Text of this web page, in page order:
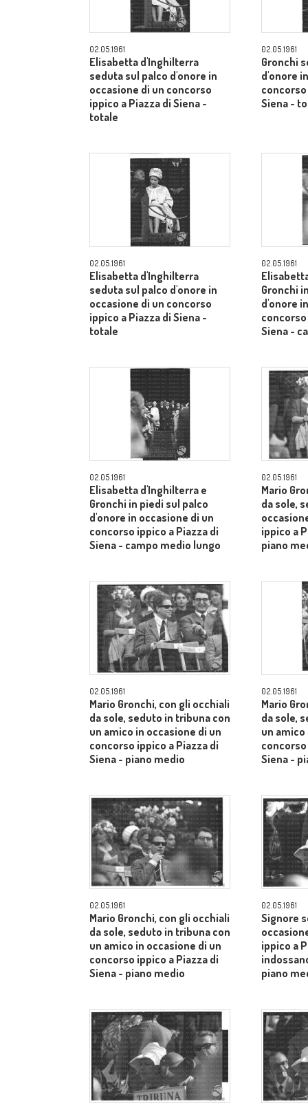
02.05.1961
Elisabetta d'Inghilterra
seduta sul palco d'onore in
occasione di un concorso
ippico a Piazza di Siena -
totale
02.05.1961
Gronchi
d'onore
Siena -
02.05.1961
Elisabetta d'Inghilterra
seduta sul palco d'onore in
occasione di un concorso
ippico a Piazza di Siena -
totale
02.05.1961
Gronchi
d'onore
Siena -
02.05.1961
Elisabetta d'Inghilterra e
Gronchi in piedi sul palco
d'onore in occasione di un
concorso ippico a Piazza di
Siena - campo medio lungo
02.05.1961
Mario
da sole,
ippico a
piano
02.05.1961
Mario Gronchi, con gli occhiali
da sole, seduto in tribuna con
un amico in occasione di un
concorso ippico a Piazza di
Siena - piano medio
02.05.1961
Mario
da sole,
un
Siena -
02.05.1961
Mario Gronchi, con gli occhiali
da sole, seduto in tribuna con
un amico in occasione di un
concorso ippico a Piazza di
Siena - piano medio
02.05.1961
Signore
ippico a
piano